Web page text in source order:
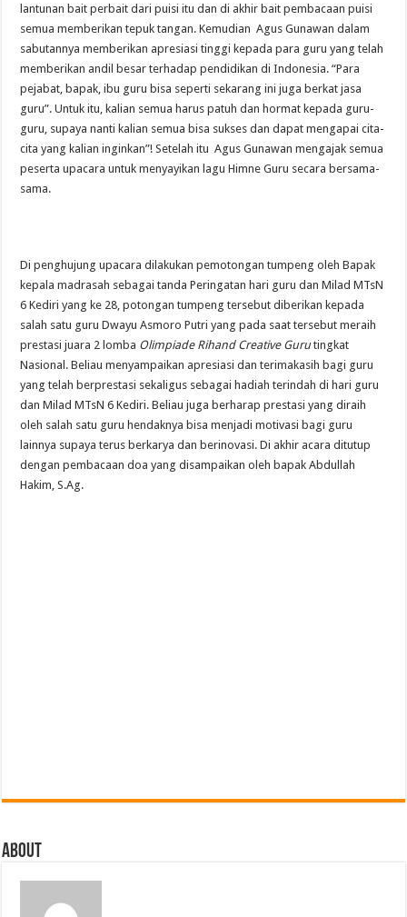
lantunan bait perbait dari puisi itu dan di akhir bait pembacaan puisi
semua memberikan tepuk tangan. Kemudian Agus Gunawan dalam
sabutannya memberikan apresiasi tinggi kepada para guru yang telah
memberikan andil besar terhadap pendidikan di Indonesia. “Para
pejabat, bapak, ibu guru bisa seperti sekarang ini juga berkat jasa
guru”. Untuk itu, kalian semua harus patuh dan hormat kepada guru-
guru, supaya nanti kalian semua bisa sukses dan dapat mengapai cita-
cita yang kalian inginkan”! Setelah itu Agus Gunawan mengajak semua
peserta upacara untuk menyayikan lagu Himne Guru secara bersama-
sama.
Di penghujung upacara dilakukan pemotongan tumpeng oleh Bapak
kepala madrasah sebagai tanda Peringatan hari guru dan Milad MTsN
6 Kediri yang ke 28, potongan tumpeng tersebut diberikan kepada
salah satu guru Dwayu Asmoro Putri yang pada saat tersebut meraih
prestasi juara 2 lomba Olimpiade Rihand Creative Gurutingkat
Nasional. Beliau menyampaikan apresiasi dan terimakasih bagi guru
yang telah berprestasi sekaligus sebagai hadiah terindah di hari guru
dan Milad MTsN 6 Kediri. Beliau juga berharap prestasi yang diraih
oleh salah satu guru hendaknya bisa menjadi motivasi bagi guru
lainnya supaya terus berkarya dan berinovasi. Di akhir acara ditutup
dengan pembacaan doa yang disampaikan oleh bapak Abdullah
Hakim, S.Ag.
About